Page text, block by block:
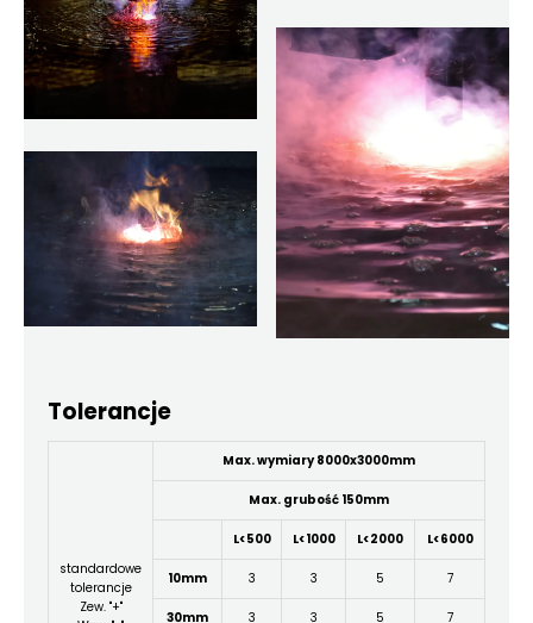
Tolerancje
standardowe
tolerancje
Zew. "+"
Max. wymiary 8000x3000mm
Max. grubość 150mm
L<500 L<1000 L<2000 L<6000
10mm 3 3 5 7
30mm 3 3 5 7